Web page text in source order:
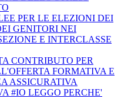
PER LE ELEZIONI DEI
GENITORI NEI
E INTERCLASSE
CONTRIBUTO PER
FORMATIVA E
ASSICURATIVA
#IO LEGGO PERCHE'